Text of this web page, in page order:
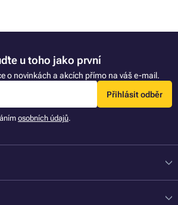
u toho jako první
o novinkách a akcích přímo na váš e-mail.
Přihlásit odběr
osobních údajů.